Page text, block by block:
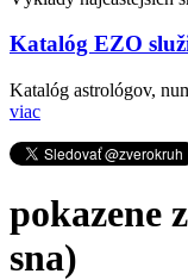
Katalóg EZO
Katalóg astrológov,
viac
pokazene
sna)